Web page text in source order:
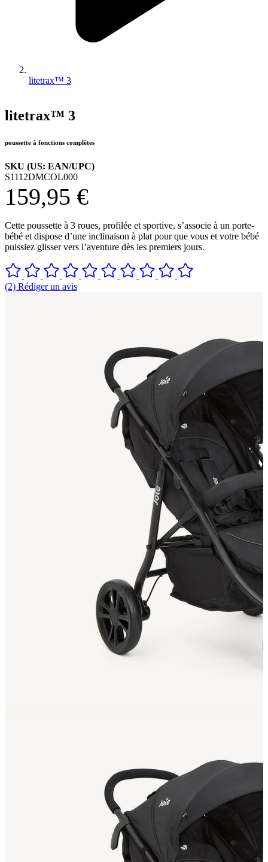
litetrax™ 3
litetrax™ 3
poussette à fonctions complètes
SKU (US: EAN/UPC)
S1112DMCOL000
159,95 €
Cette poussette à 3 roues, profilée et sportive, s’associe à un porte-
bébé et dispose d’une inclinaison à plat pour que vous et votre bébé
puissiez glisser vers l’aventure dès les premiers jours.
(2) Rédiger un avis